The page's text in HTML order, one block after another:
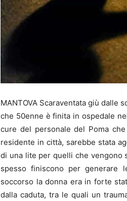
MANTOVA Scaraventata giù dalle
che 50enne è finita in ospedale
cure del personale del Poma
residente in città, sarebbe stata
di una lite per quelli che vengono
spesso finiscono per generare
soccorso la donna era in forte
dalla caduta, tra le quali un